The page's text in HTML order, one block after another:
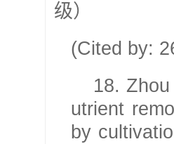
级）
(Cited by:
18.
utrient
by